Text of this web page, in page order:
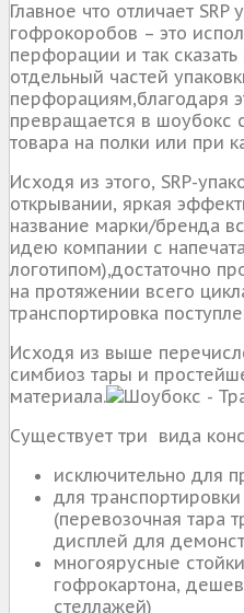
Главное что отличает SRP
гофрокоробов – это
перфорации и так
отдельный частей
перфорациям,благодаря
превращается в
товара на полки или при
Исходя из этого, SRP-
открывании, яркая
название марки/бренда
идею компании с
логотипом),достаточно
на протяжении всего
транспортировка
Исходя из выше
симбиоз тары и
материала.
Существует три вида
исключительно для
для
(перевозочная тара
дисплей для
многоярусные
гофрокартона,
стеллажей)